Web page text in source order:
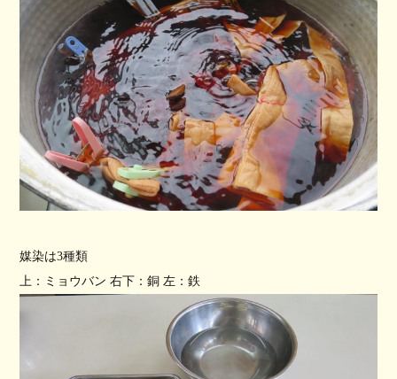
媒染は3種類
上：ミョウバン 右下：銅 左：鉄